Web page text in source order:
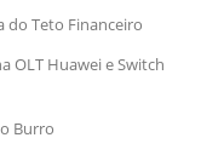
do Teto Financeiro
OLT Huawei e Switch
Burro